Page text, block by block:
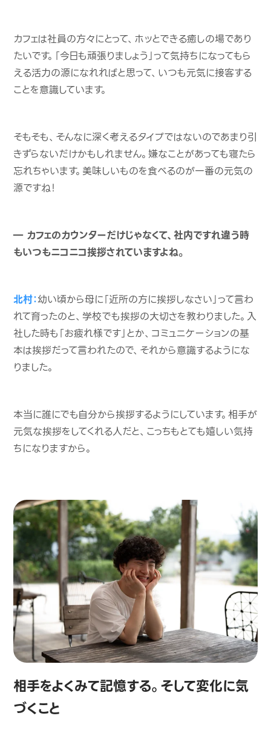
カフェは社員の方々にとって、ホッとできる癒しの場であり
たいです。「今日も頑張りましょう」って気持ちになってもら
える活力の源になれればと思って、いつも元気に接客する
ことを意識しています。
そもそも、そんなに深く考えるタイプではないのであまり引
きずらないだけかもしれません。嫌なことがあっても寝たら
忘れちゃいます。美味しいものを食べるのが一番の元気の
源ですね！
― カフェのカウンターだけじゃなくて、社内ですれ違う時
もいつもニコニコ挨拶されていますよね。
北村：幼い頃から母に「近所の方に挨拶しなさい」って言わ
れて育ったのと、学校でも挨拶の大切さを教わりました。入
社した時も「お疲れ様です」とか、コミュニケーションの基
本は挨拶だって言われたので、それから意識するようにな
りました。
本当に誰にでも自分から挨拶するようにしています。相手が
元気な挨拶をしてくれる人だと、こっちもとても嬉しい気持
ちになりますから。
相手をよくみて記憶する。そして変化に気
づくこと